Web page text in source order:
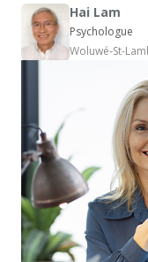
Hai Lam
Psychologue
Woluwé-St-